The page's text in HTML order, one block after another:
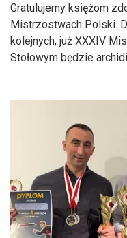
Gratulujemy księżom
Mistrzostwach Polski.
kolejnych, już XXXIV
Stołowym będzie